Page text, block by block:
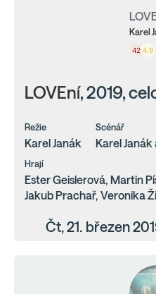
Karel
42 4.9
LOVEní, 2019,
Režie
Karel Janák
Scénář
Karel Janák
Hrají
Ester Geislerová, Martin
Jakub Prachař, Veronika
Čt, 21. březen